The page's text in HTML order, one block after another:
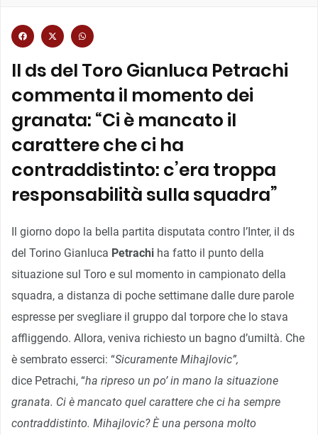
Il ds del Toro Gianluca Petrachi
commenta il momento dei
granata: “Ci è mancato il
carattere che ci ha
contraddistinto: c’era troppa
responsabilità sulla squadra”
Il giorno dopo la bella partita disputata contro l’Inter, il ds
del Torino Gianluca Petrachi ha fatto il punto della
situazione sul Toro e sul momento in campionato della
squadra, a distanza di poche settimane dalle dure parole
espresse per svegliare il gruppo dal torpore che lo stava
affliggendo. Allora, veniva richiesto un bagno d’umiltà. Che
è sembrato esserci: “Sicuramente Mihajlovic”,
dice Petrachi, “ha ripreso un po’ in mano la situazione
granata. Ci è mancato quel carattere che ci ha sempre
contraddistinto. Mihajlovic? È una persona molto